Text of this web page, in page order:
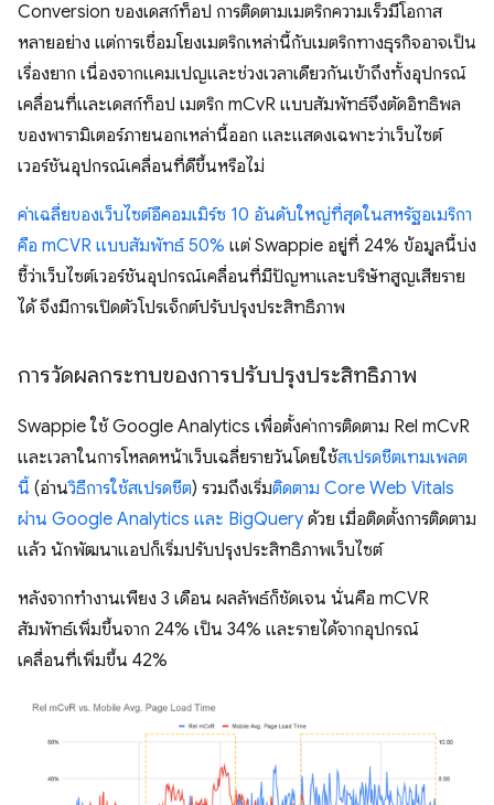
Conversion ของเดสก์ท็อป การติดตามเมตริกความเร็วมีโอกาส
หลายอย่าง แต่การเชื่อมโยงเมตริกเหล่านี้กับเมตริกทางธุรกิจอาจเป็น
เรื่องยาก เนื่องจากแคมเปญและช่วงเวลาเดียวกันเข้าถึงทั้งอุปกรณ์
เคลื่อนที่และเดสก์ท็อป เมตริก mCvR แบบสัมพัทธ์จึงตัดอิทธิพล
ของพารามิเตอร์ภายนอกเหล่านี้ออก และแสดงเฉพาะว่าเว็บไซต์
เวอร์ชันอุปกรณ์เคลื่อนที่ดีขึ้นหรือไม่
ค่าเฉลี่ยของเว็บไซต์อีคอมเมิร์ซ 10 อันดับใหญ่ที่สุดในสหรัฐอเมริกา
คือ mCVR แบบสัมพัทธ์ 50% แต่ Swappie อยู่ที่ 24% ข้อมูลนี้บ่ง
ชี้ว่าเว็บไซต์เวอร์ชันอุปกรณ์เคลื่อนที่มีปัญหาและบริษัทสูญเสียราย
ได้ จึงมีการเปิดตัวโปรเจ็กต์ปรับปรุงประสิทธิภาพ
การวัดผลกระทบของการปรับปรุงประสิทธิภาพ
Swappie ใช้ Google Analytics เพื่อตั้งค่าการติดตาม Rel mCvR
และเวลาในการโหลดหน้าเว็บเฉลี่ยรายวันโดยใช้สเปรดชีตเทมเพลต
นี้ (อ่านวิธีการใช้สเปรดชีต) รวมถึงเริ่มติดตาม Core Web Vitals
ผ่าน Google Analytics และ BigQuery ด้วย เมื่อติดตั้งการติดตาม
แล้ว นักพัฒนาแอปก็เริ่มปรับปรุงประสิทธิภาพเว็บไซต์
หลังจากทํางานเพียง 3 เดือน ผลลัพธ์ก็ชัดเจน นั่นคือ mCVR
สัมพัทธ์เพิ่มขึ้นจาก 24% เป็น 34% และรายได้จากอุปกรณ์
เคลื่อนที่เพิ่มขึ้น 42%